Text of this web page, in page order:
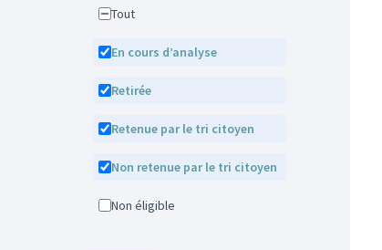
Tout
En cours d’analyse
Retirée
Retenue par le tri citoyen
Non retenue par le tri citoyen
Non éligible